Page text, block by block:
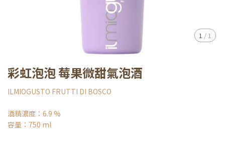
1 / 1
彩虹泡泡 莓果微甜氣泡酒
ILMIOGUSTO FRUTTI DI BOSCO
酒精濃度：6.9 %
容量：750 ml